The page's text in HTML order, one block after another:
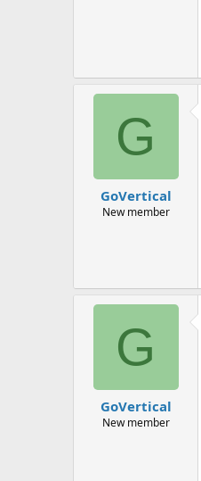
G
GoVertical
New member
G
GoVertical
New member